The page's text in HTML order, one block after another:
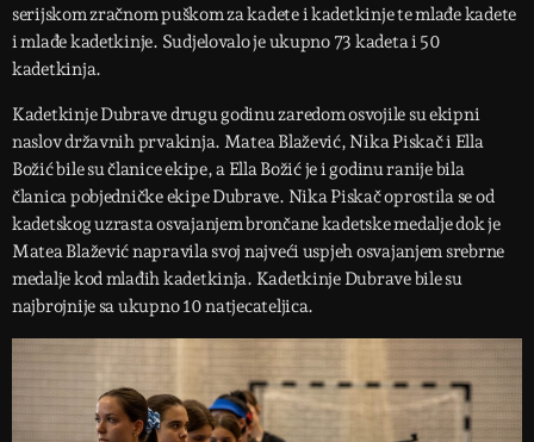
serijskom zračnom puškom za kadete i kadetkinje te mlađe kadete
i mlađe kadetkinje. Sudjelovalo je ukupno 73 kadeta i 50
kadetkinja.
Kadetkinje Dubrave drugu godinu zaredom osvojile su ekipni
naslov državnih prvakinja. Matea Blažević, Nika Piskač i Ella
Božić bile su članice ekipe, a Ella Božić je i godinu ranije bila
članica pobjedničke ekipe Dubrave. Nika Piskač oprostila se od
kadetskog uzrasta osvajanjem brončane kadetske medalje dok je
Matea Blažević napravila svoj najveći uspjeh osvajanjem srebrne
medalje kod mlađih kadetkinja. Kadetkinje Dubrave bile su
najbrojnije sa ukupno 10 natjecateljica.